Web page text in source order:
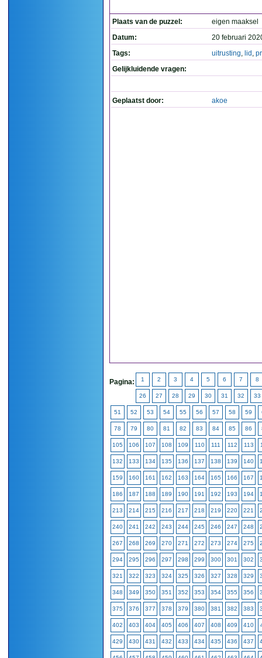
Plaats van de puzzel:
eigen maaksel
Datum:
20 februari
Tags:
uitrusting, lid ,
Gelijkluidende vragen:
Geplaatst door: akoe
Pagina: 1 2 3 4 5 6 7 8
26 27 28 29 30 31 32 33
51 52 53 54 55 56 57 58 59
78 79 80 81 82 83 84 85 86
105 106 107 108 109 110 111 112 113
132 133 134 135 136 137 138 139 140
159 160 161 162 163 164 165 166 167
186 187 188 189 190 191 192 193 194
213 214 215 216 217 218 219 220 221
240 241 242 243 244 245 246 247 248
267 268 269 270 271 272 273 274 275
294 295 296 297 298 299 300 301 302
321 322 323 324 325 326 327 328 329
348 349 350 351 352 353 354 355 356
375 376 377 378 379 380 381 382 383
402 403 404 405 406 407 408 409 410
429 430 431 432 433 434 435 436 437